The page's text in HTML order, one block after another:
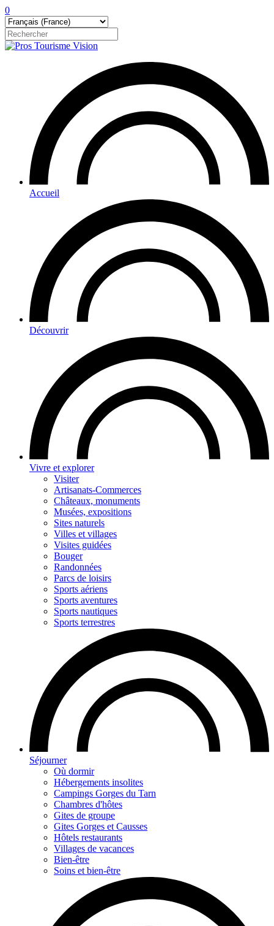
0
Accueil
Découvrir
Vivre et explorer
Visiter
Artisanats-Commerces
Châteaux, monuments
Musées, expositions
Sites naturels
Villes et villages
Visites guidées
Bouger
Randonnées
Parcs de loisirs
Sports aériens
Sports aventures
Sports nautiques
Sports terrestres
Séjourner
Où dormir
Hébergements insolites
Campings Gorges du Tarn
Chambres d'hôtes
Gites de groupe
Gites Gorges et Causses
Hôtels restaurants
Villages de vacances
Bien-être
Soins et bien-être